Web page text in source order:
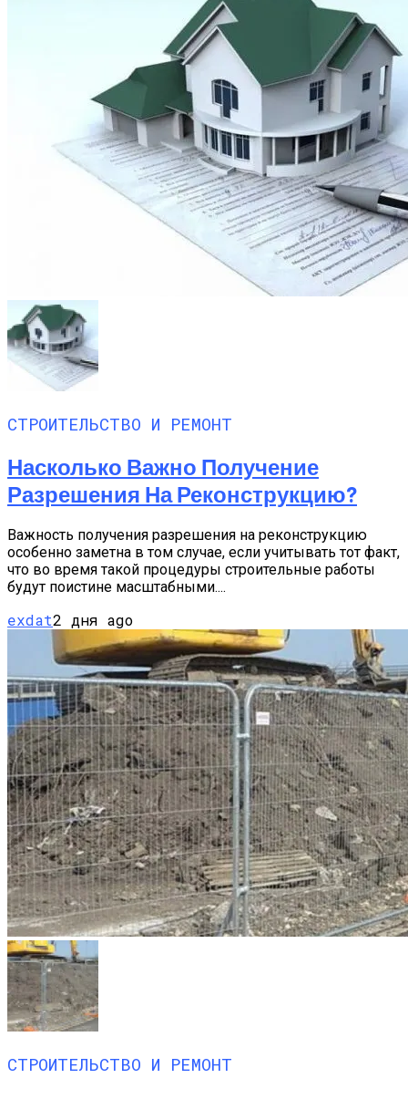
СТРОИТЕЛЬСТВО И РЕМОНТ
Насколько Важно Получение
Разрешения На Реконструкцию?
Важность получения разрешения на реконструкцию
особенно заметна в том случае, если учитывать тот факт,
что во время такой процедуры строительные работы
будут поистине масштабными....
exdat2 дня ago
СТРОИТЕЛЬСТВО И РЕМОНТ